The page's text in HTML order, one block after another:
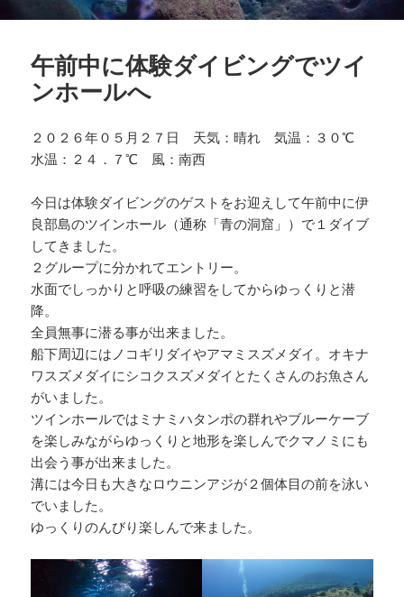
午前中に体験ダイビングでツイ
ンホールへ
２０２６年０５月２７日 天気：晴れ 気温：３０℃
水温：２４．７℃ 風：南西
今日は体験ダイビングのゲストをお迎えして午前中に伊
良部島のツインホール（通称「青の洞窟」）で１ダイブ
してきました。
２グループに分かれてエントリー。
水面でしっかりと呼吸の練習をしてからゆっくりと潜
降。
全員無事に潜る事が出来ました。
船下周辺にはノコギリダイやアマミスズメダイ。オキナ
ワスズメダイにシコクスズメダイとたくさんのお魚さん
がいました。
ツインホールではミナミハタンポの群れやブルーケーブ
を楽しみながらゆっくりと地形を楽しんでクマノミにも
出会う事が出来ました。
溝には今日も大きなロウニンアジが２個体目の前を泳い
でいました。
ゆっくりのんびり楽しんで来ました。